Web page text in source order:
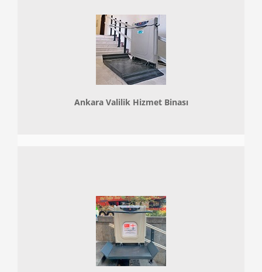
Ankara Valilik Hizmet Binası